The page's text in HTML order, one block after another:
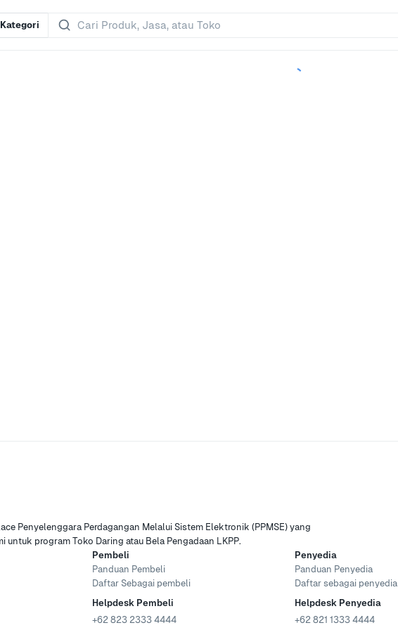
Kategori
Penyelenggara Perdagangan Melalui Sistem Elektronik (PPMSE) yang
untuk program Toko Daring atau Bela Pengadaan LKPP.
Pembeli
Panduan Pembeli
Daftar Sebagai pembeli
Helpdesk Pembeli
+62 823 2333 4444
Penyedia
Panduan Penyedia
Daftar sebagai penyedia
Helpdesk Penyedia
+62 821 1333 4444